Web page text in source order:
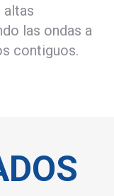
altas
las ondas a
contiguos.